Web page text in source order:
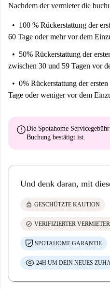
Nachdem der vermieter die
100 % Rückerstattung der
60 Tage oder mehr vor dem
50% Rückerstattung der
zwischen 30 und 59 Tagen vor
0% Rückerstattung der
Tage oder weniger vor dem
errorDie Spotahome
Buchung bestätigt ist.
Und denk daran, mit
lock GESCHÜTZTE KAUTION
check_circle VERIFIZIERTER VERMIETER
SPOTAHOME GARANTIE
24H UM DEIN NEUES